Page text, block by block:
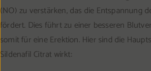
(NO) zu verstärken, das die Entspannung
fördert. Dies führt zu einer besseren
somit für eine Erektion. Hier sind die
Sildenafil Citrat wirkt: